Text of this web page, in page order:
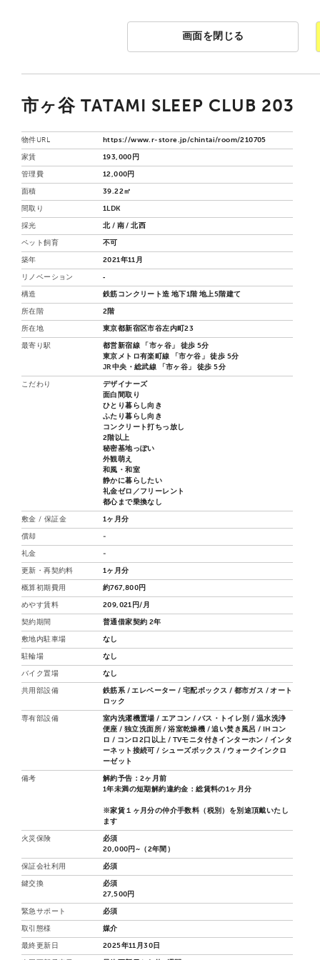
画面を閉じる
市ヶ谷 TATAMI SLEEP CLUB 203
物件URL https://www.r-store.jp/chintai/room/210705
家賃 193,000円
管理費 12,000円
面積 39.22㎡
間取り 1LDK
採光 北 / 南 / 北西
ペット飼育 不可
築年 2021年11月
リノベーション ‐
構造 鉄筋コンクリート造 地下1階 地上5階建て
所在階 2階
所在地 東京都新宿区市谷左内町23
最寄り駅
都営新宿線 「市ヶ谷」 徒歩 5分
東京メトロ有楽町線 「市ケ谷」 徒歩 5分
JR中央・総武線 「市ヶ谷」 徒歩 5分
こだわり
デザイナーズ
面白間取り
ひとり暮らし向き
ふたり暮らし向き
コンクリート打ちっ放し
2階以上
秘密基地っぽい
外観萌え
和風・和室
静かに暮らしたい
礼金ゼロ／フリーレント
都心まで乗換なし
敷金 / 保証金 1ヶ月分
償却 -
礼金 -
更新・再契約料 1ヶ月分
概算初期費用 約767,800円
めやす賃料 209,021円/月
契約期間 普通借家契約 2年
敷地内駐車場 なし
駐輪場 なし
バイク置場 なし
共用部設備
鉄筋系 / エレベーター / 宅配ボックス / 都市ガス / オート
ロック
専有部設備
室内洗濯機置場 / エアコン / バス・トイレ別 / 温水洗浄
便座 / 独立洗面所 / 浴室乾燥機 / 追い焚き風呂 / IHコン
ロ / コンロ2口以上 / TVモニタ付きインターホン / インタ
ーネット接続可 / シューズボックス / ウォークインクロ
ーゼット
備考
解約予告：2ヶ月前
1年未満の短期解約違約金：総賃料の1ヶ月分
※家賃１ヶ月分の仲介手数料（税別）を別途頂戴いたし
ます
火災保険
必須
20,000円~（2年間）
保証会社利用 必須
鍵交換
必須
27,500円
緊急サポート 必須
取引態様 媒介
最終更新日 2025年11月30日